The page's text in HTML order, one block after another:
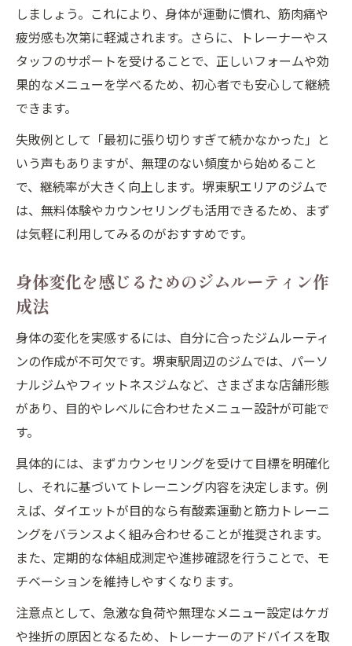
しましょう。これにより、身体が運動に慣れ、筋肉痛や
疲労感も次第に軽減されます。さらに、トレーナーやス
タッフのサポートを受けることで、正しいフォームや効
果的なメニューを学べるため、初心者でも安心して継続
できます。
失敗例として「最初に張り切りすぎて続かなかった」と
いう声もありますが、無理のない頻度から始めること
で、継続率が大きく向上します。堺東駅エリアのジムで
は、無料体験やカウンセリングも活用できるため、まず
は気軽に利用してみるのがおすすめです。
身体変化を感じるためのジムルーティン作
成法
身体の変化を実感するには、自分に合ったジムルーティ
ンの作成が不可欠です。堺東駅周辺のジムでは、パーソ
ナルジムやフィットネスジムなど、さまざまな店舗形態
があり、目的やレベルに合わせたメニュー設計が可能で
す。
具体的には、まずカウンセリングを受けて目標を明確化
し、それに基づいてトレーニング内容を決定します。例
えば、ダイエットが目的なら有酸素運動と筋力トレーニ
ングをバランスよく組み合わせることが推奨されます。
また、定期的な体組成測定や進捗確認を行うことで、モ
チベーションを維持しやすくなります。
注意点として、急激な負荷や無理なメニュー設定はケガ
や挫折の原因となるため、トレーナーのアドバイスを取